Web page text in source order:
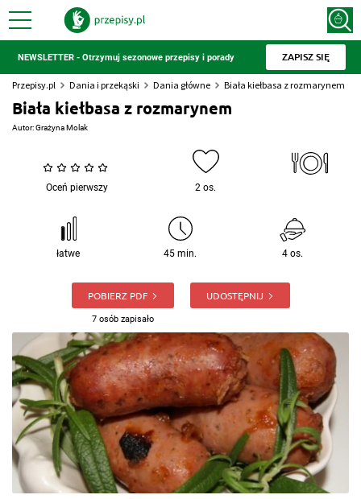
NEWSLETTER - Otrzymuj sezonowe przepisy i porady ZAPISZ SIĘ
Przepisy.pl Dania i przekąski Dania główne Biała kiełbasa z rozmarynem
Biała kiełbasa z rozmarynem
Autor:Grażyna Molak
Oceń pierwszy 2 os.
łatwe 45 min. 4 os.
POBIERZ PDF
7 osób zapisało
UDOSTĘPNIJ